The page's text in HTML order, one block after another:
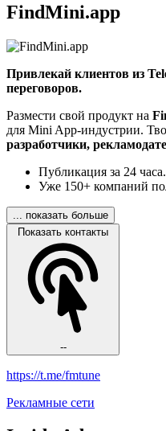
FindMini.app
Привлекай клиентов из
переговоров.
Размести свой продукт на
для Mini App-индустрии.
разработчики,
Публикация за 24 часа.
Уже 150+ компаний
... показать больше
Показать контакты
--
https://t.me/fmtune
Рекламные сети